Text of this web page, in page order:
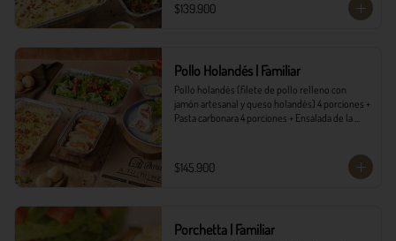
$139.900
Pollo Holandés | Familiar
Pollo holandés (filete de pollo relleno con
jamón artesanal y queso holandés) 4 porciones +
Pasta carbonara 4 porciones + Ensalada de la
$145.900
Porchetta | Familiar